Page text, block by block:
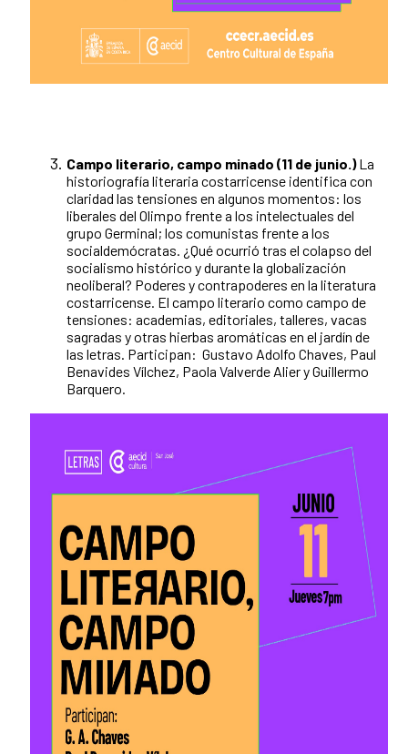
Campo literario, campo minado (11 de junio.)La
historiografía literaria costarricense identifica con
claridad las tensiones en algunos momentos: los
liberales del Olimpo frente a los intelectuales del
grupo Germinal; los comunistas frente a los
socialdemócratas. ¿Qué ocurrió tras el colapso del
socialismo histórico y durante la globalización
neoliberal? Poderes y contrapoderes en la literatura
costarricense. El campo literario como campo de
tensiones: academias, editoriales, talleres, vacas
sagradas y otras hierbas aromáticas en el jardín de
las letras. Participan: Gustavo Adolfo Chaves, Paul
Benavides Vílchez, Paola Valverde Alier y Guillermo
Barquero.